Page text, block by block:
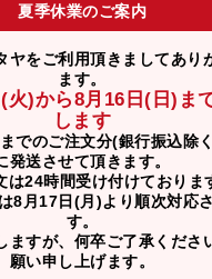
夏季休業のご案内
ヤをご利用頂きましてあり
ます。
火)から8月16日(日)ま
します
でのご注文分(銀行振込除
発送させて頂きます。
は24時間受け付けておりま
8月17日(月)より順次対応
す。
ますが、何卒ご了承くださ
願い申し上げます。
日年末年始休業のお知らせ